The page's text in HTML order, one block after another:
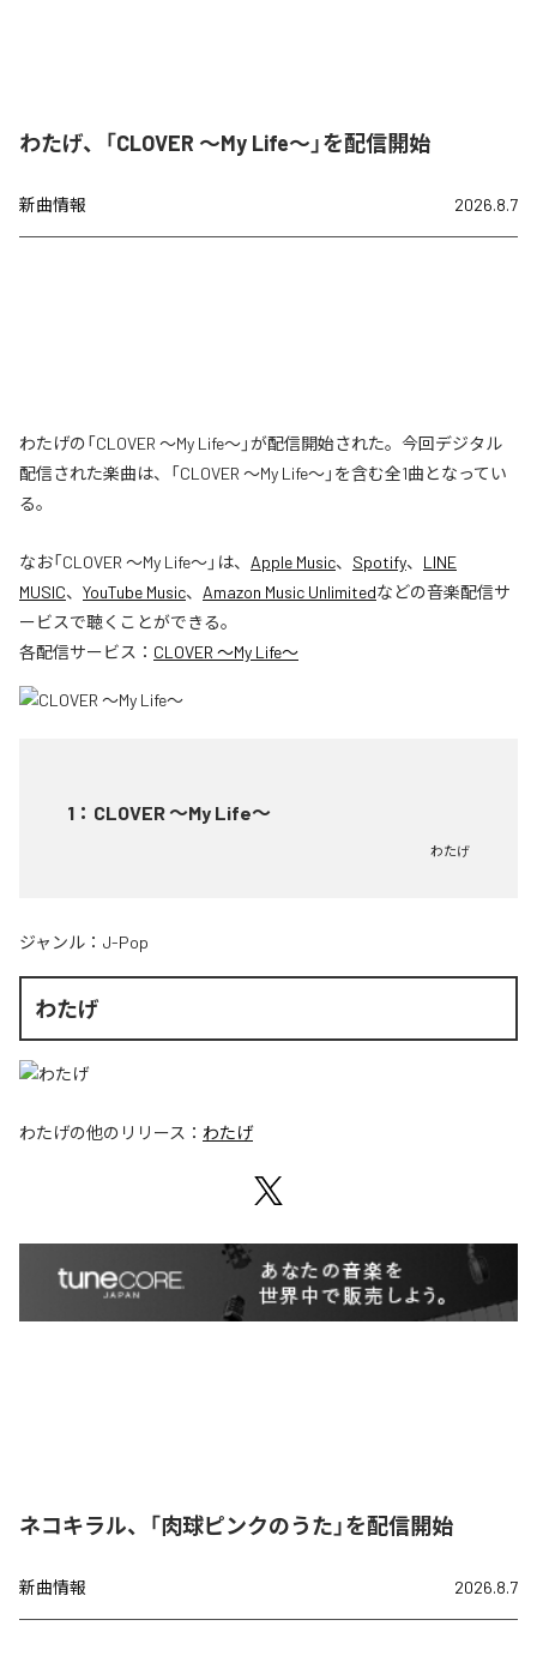
わたげ、「CLOVER ～My Life～」を配信開始
新曲情報 2026.8.7
わたげの「CLOVER ～My Life～」が配信開始された。今回デジタル
配信された楽曲は、「CLOVER ～My Life～」を含む全1曲となってい
る。
なお「CLOVER ～My Life～」は、 Apple Music、 Spotify、 LINE
MUSIC、 YouTube Music、 Amazon Music Unlimitedなどの音楽配信サ
ービスで聴くことができる。
各配信サービス： CLOVER ～My Life～
1 ： CLOVER ～My Life～
わたげ
ジャンル： J-Pop
わたげ
わたげの他のリリース： わたげ
ネコキラル、「肉球ピンクのうた」を配信開始
新曲情報 2026.8.7